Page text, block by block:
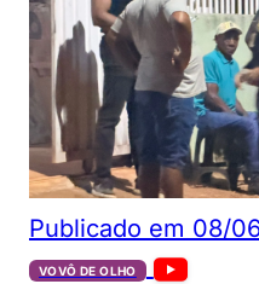
Publicado em 08/
VOVÔ DE OLHO